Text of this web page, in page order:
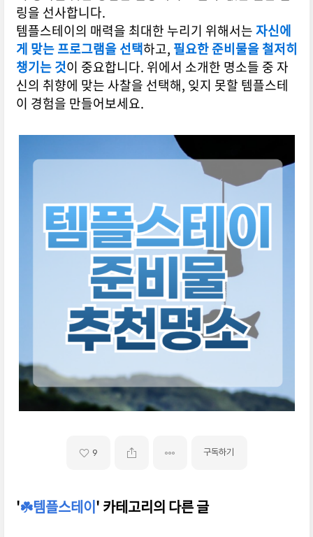
링을 선사합니다.
템플스테이의 매력을 최대한 누리기 위해서는자신에
게 맞는 프로그램을 선택하고, 필요한 준비물을 철저히
챙기는 것이 중요합니다. 위에서 소개한 명소들 중 자
신의 취향에 맞는 사찰을 선택해, 잊지 못할 템플스테
이 경험을 만들어보세요.
9 구독하기
'☘️템플스테이' 카테고리의 다른 글